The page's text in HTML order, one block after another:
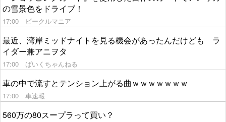
の雪景色をドライブ！
17:00 ビークルマニア
最近、湾岸ミッドナイトを見る機会があったんだけども ラ
イダー兼アニヲタ
17:00 ばいくちゃんねる
車の中で流すとテンション上がる曲ｗｗｗｗｗｗｗ
17:00 車速報
560万の80スープラって買い？